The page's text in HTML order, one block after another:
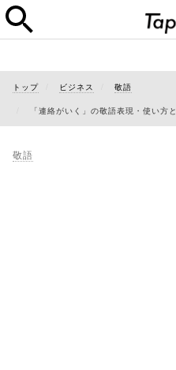
トップ ビジネス 敬語
「連絡がいく」の敬語表現・使い方
敬語